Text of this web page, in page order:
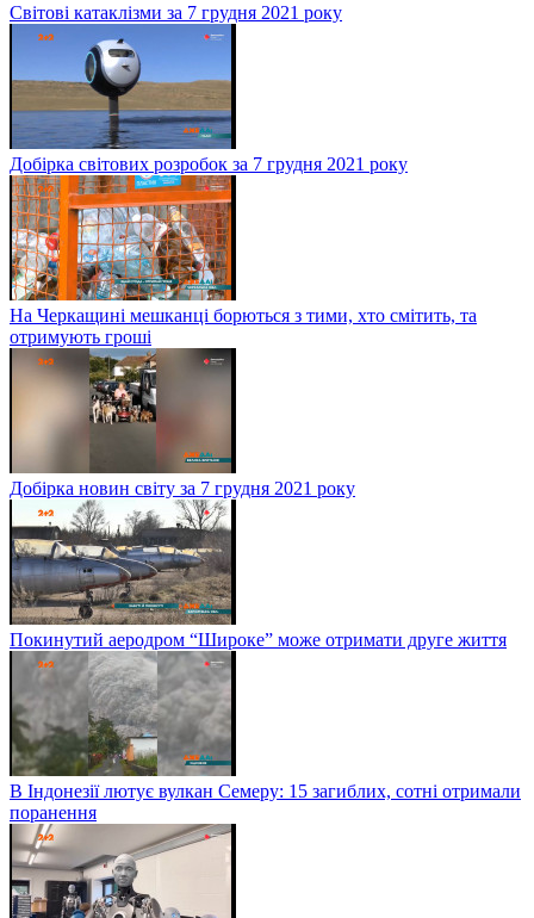
Світові катаклізми за 7 грудня 2021 року
Добірка світових розробок за 7 грудня 2021 року
На Черкащині мешканці борються з тими, хто смітить, та
отримують гроші
Добірка новин світу за 7 грудня 2021 року
Покинутий аеродром “Широке” може отримати друге життя
В Індонезії лютує вулкан Семеру: 15 загиблих, сотні отримали
поранення